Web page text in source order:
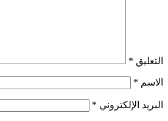
التعليق *
الاسم *
البريد الإلكتروني *